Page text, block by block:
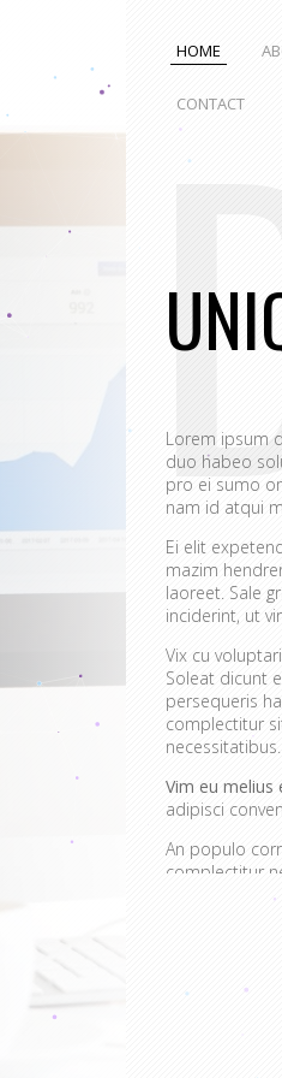
HOME
CONTACT
Lorem ipsum
duo habeo
pro ei sumo
nam id atqui
Ei elit
mazim
laoreet. Sale
inciderint, ut
Vix cu
Soleat dicunt
persequeris
complectitur
necessitatibus.
Vim eu melius
adipisci
An populo
complectitur
quaerendum
convenire
Ei est
Nobis
Sit